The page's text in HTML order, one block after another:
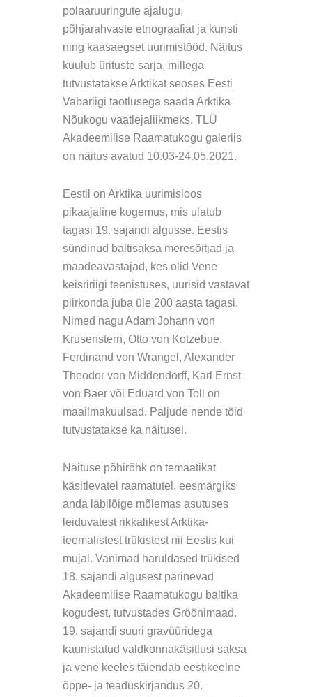
polaaruuringute ajalugu,
põhjarahvaste etnograafiat ja kunsti
ning kaasaegset uurimistööd. Näitus
kuulub ürituste sarja, millega
tutvustatakse Arktikat seoses Eesti
Vabariigi taotlusega saada Arktika
Nõukogu vaatlejaliikmeks. TLÜ
Akadeemilise Raamatukogu galeriis
on näitus avatud 10.03-24.05.2021.
Eestil on Arktika uurimisloos
pikaajaline kogemus, mis ulatub
tagasi 19. sajandi algusse. Eestis
sündinud baltisaksa meresõitjad ja
maadeavastajad, kes olid Vene
keisririigi teenistuses, uurisid vastavat
piirkonda juba üle 200 aasta tagasi.
Nimed nagu Adam Johann von
Krusenstern, Otto von Kotzebue,
Ferdinand von Wrangel, Alexander
Theodor von Middendorff, Karl Ernst
von Baer või Eduard von Toll on
maailmakuulsad. Paljude nende töid
tutvustatakse ka näitusel.
Näituse põhirõhk on temaatikat
käsitlevatel raamatutel, eesmärgiks
anda läbilõige mõlemas asutuses
leiduvatest rikkalikest Arktika-
teemalistest trükistest nii Eestis kui
mujal. Vanimad haruldased trükised
18. sajandi algusest pärinevad
Akadeemilise Raamatukogu baltika
kogudest, tutvustades Gröönimaad.
19. sajandi suuri gravüüridega
kaunistatud valdkonnakäsitlusi saksa
ja vene keeles täiendab eestikeelne
õppe- ja teaduskirjandus 20.